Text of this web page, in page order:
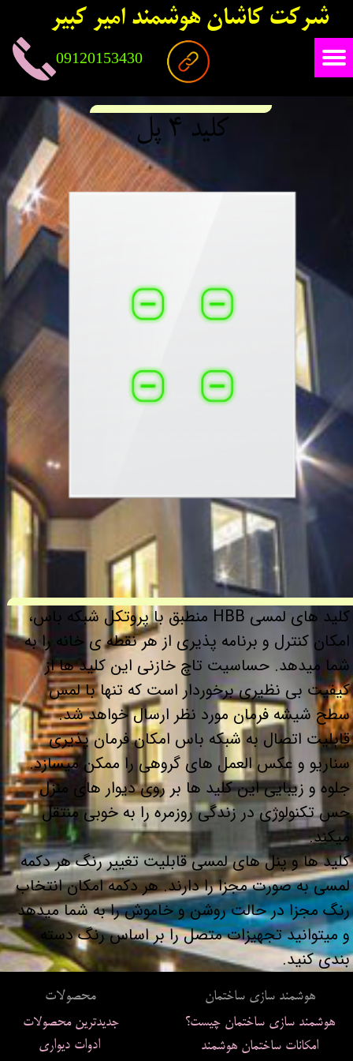
شرکت کاشان هوشمند امیر کبیر
09120153430
کلید های لمسی HBB منطبق با پروتکل شبکه باس،
امکان کنترل و برنامه پذیری از هر نقطه ی خانه را به
شما میدهد. حساسیت تاچ خازنی این کلید ها از
کیفیت بی نظیری برخوردار است که تنها با لمس
سطح شیشه فرمان مورد نظر ارسال خواهد شد.
قابلیت اتصال به شبکه باس امکان فرمان پذیری
سناریو و عکس العمل های گروهی را ممکن میسازد.
جلوه و زیبایی این کلید ها بر روی دیوار های منزل
حس تکنولوژی در زندگی روزمره را به خوبی منتقل
میکند.​​​​​​​
کلید ها و پنل های لمسی قابلیت تغییر رنگ هر دکمه
لمسی به صورت مجزا را دارند. هر دکمه امکان انتخاب
رنگ مجزا در حالت روشن و خاموش را به شما میدهد
و میتوانید تجهیزات متصل را بر اساس رنگ دسته
بندی کنید.​​​​​​​
کلید 4 پل
هوشمند سازی ساختمان محصولات
ادوات دیواری
امکانات ساختمان هوشمند
هوشمند سازی ساختمان چیست؟ جدیدترین محصولات